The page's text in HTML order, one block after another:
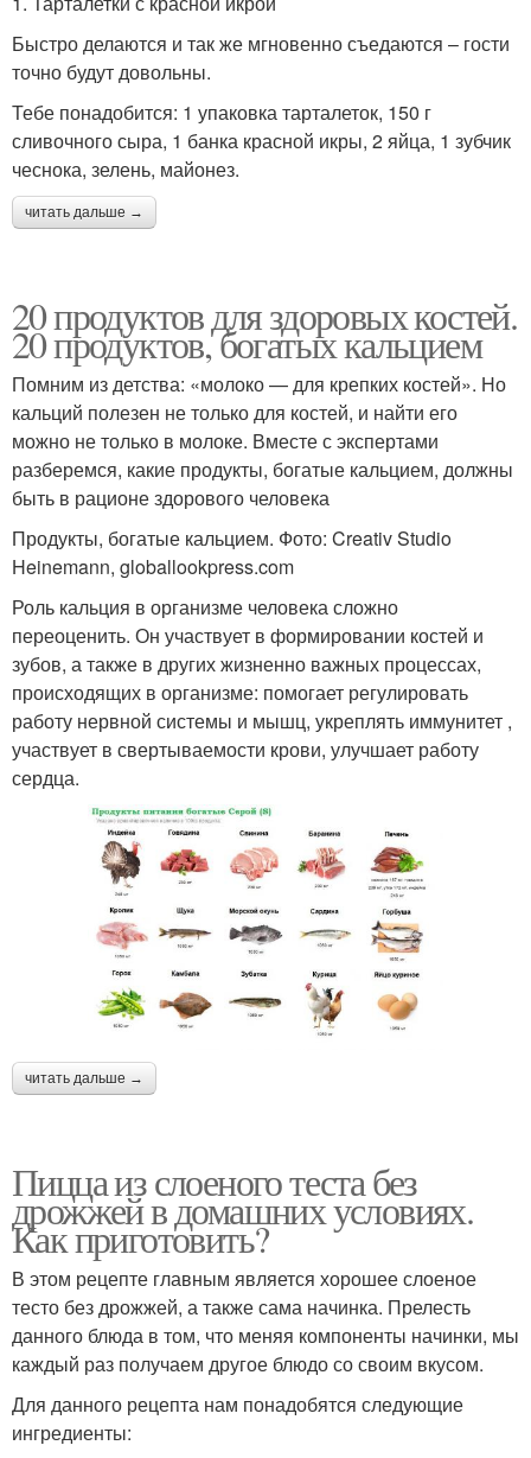
Быстро делаются и так же мгновенно съедаются – гости
точно будут довольны.
Тебе понадобится: 1 упаковка тарталеток, 150 г
сливочного сыра, 1 банка красной икры, 2 яйца, 1 зубчик
чеснока, зелень, майонез.
читать дальше →
20 продуктов для здоровых костей.
20 продуктов, богатых кальцием
Помним из детства: «молоко — для крепких костей». Но
кальций полезен не только для костей, и найти его
можно не только в молоке. Вместе с экспертами
разберемся, какие продукты, богатые кальцием, должны
быть в рационе здорового человека
Продукты, богатые кальцием. Фото: Creativ Studio
Heinemann, globallookpress.com
Роль кальция в организме человека сложно
переоценить. Он участвует в формировании костей и
зубов, а также в других жизненно важных процессах,
происходящих в организме: помогает регулировать
работу нервной системы и мышц, укреплять иммунитет ,
участвует в свертываемости крови, улучшает работу
сердца.
читать дальше →
Пицца из слоеного теста без
дрожжей в домашних условиях.
Как приготовить?
В этом рецепте главным является хорошее слоеное
тесто без дрожжей, а также сама начинка. Прелесть
данного блюда в том, что меняя компоненты начинки, мы
каждый раз получаем другое блюдо со своим вкусом.
Для данного рецепта нам понадобятся следующие
ингредиенты: